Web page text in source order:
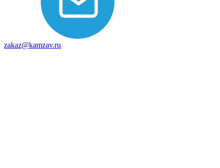
zakaz@kamzav.ru